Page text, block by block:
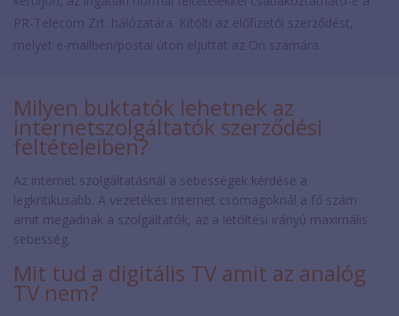
Milyen buktatók lehetnek az
internetszolgáltatók szerződési
feltételeiben?
Az internet szolgáltatásnál a sebességek kérdése a
legkritikusabb. A vezetékes internet csomagoknál a fő szám
amit megadnak a szolgáltatók, az a letöltési irányú maximális
sebesség.
Mit tud a digitális TV amit az analóg
TV nem?